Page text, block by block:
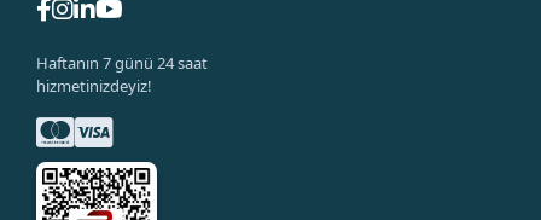
Haftanın 7 günü 24 saat
hizmetinizdeyiz!